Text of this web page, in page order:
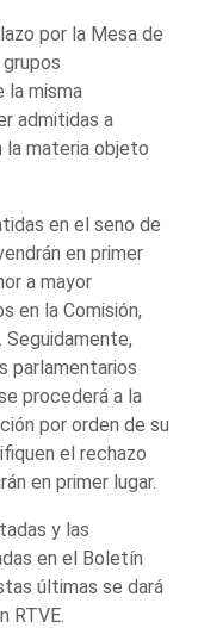
por la Mesa de
la misma
admitidas a
la materia objeto
en el seno de
en primer
a mayor
en la Comisión,
parlamentarios
procederá a la
por orden de su
el rechazo
en primer lugar.
y las
en el Boletín
últimas se dará
RTVE.